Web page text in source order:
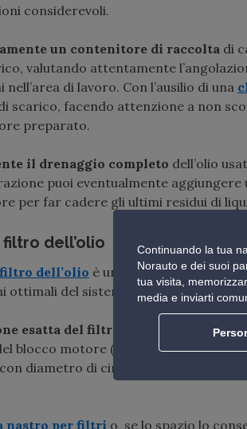
considerevoli.
un contenitore di raccolta di
valutando attentamente
di lavoro. Con l’ausilio di una
scarico, facendo attenzione a non
preparato.
il drenaggio completo dell’olio
puoi eventualmente
per far cadere gli ultimi residui di
dell’olio
filtro dell’olio è un passaggio che
ottimali del sistema di lubrificazione.
esatta del filtro dell’olio
che, a
blocco motore (frontalmente,
diametro di circa 7-8 cm e
nastro per filtri o, se lo spazio lo
Continuando la tua
Norauto e dei suoi
tua visita,
media e inviarti